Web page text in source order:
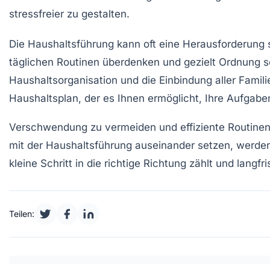
Die Haushaltsführung kann oft eine
täglichen Routinen überdenken und gezielt Ordnung
Haushaltsorganisation und die Einbindung aller
Haushaltsplan, der es Ihnen ermöglicht, Ihre
Verschwendung zu vermeiden und effiziente Routinen
mit der Haushaltsführung auseinander setzen,
kleine Schritt in die richtige Richtung zählt und
Teilen: